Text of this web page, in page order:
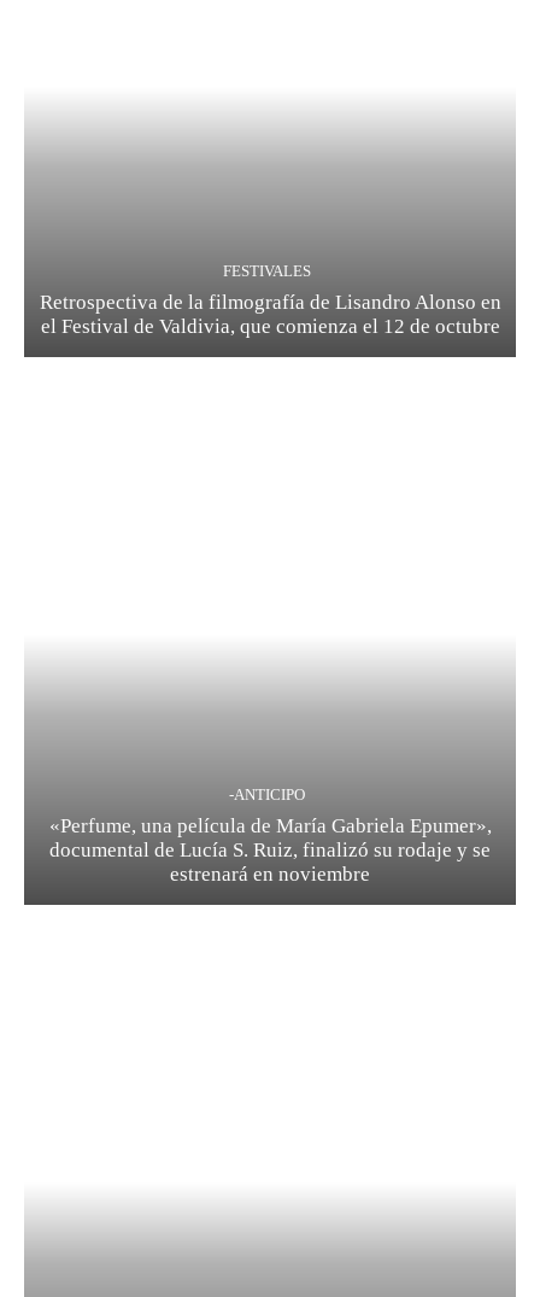
FESTIVALES
Retrospectiva de la filmografía de Lisandro Alonso en
el Festival de Valdivia, que comienza el 12 de octubre
-ANTICIPO
«Perfume, una película de María Gabriela Epumer»,
documental de Lucía S. Ruiz, finalizó su rodaje y se
estrenará en noviembre